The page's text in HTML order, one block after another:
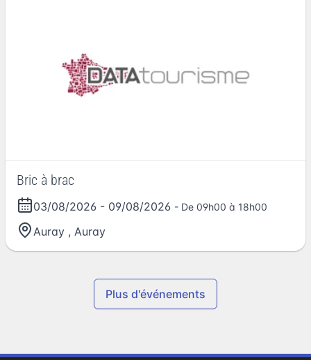
Bric à brac
03/08/2026 - 09/08/2026 - De 09h00 à 18h00
Auray , Auray
Plus d'événements